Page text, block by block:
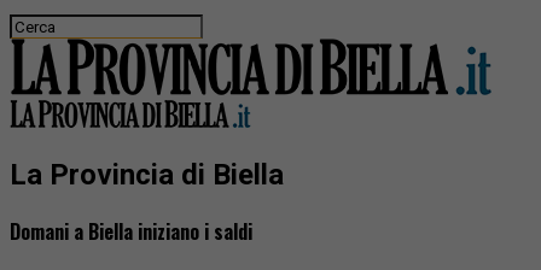
La Provincia di Biella
Domani a Biella iniziano i saldi